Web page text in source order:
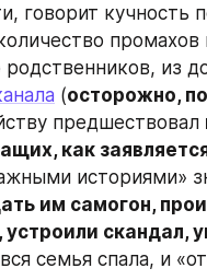
говорит кучность
промахов
из
(осторожно,
предшествовал
как
историями»
им самогон,
устроили скандал,
семья спала, и